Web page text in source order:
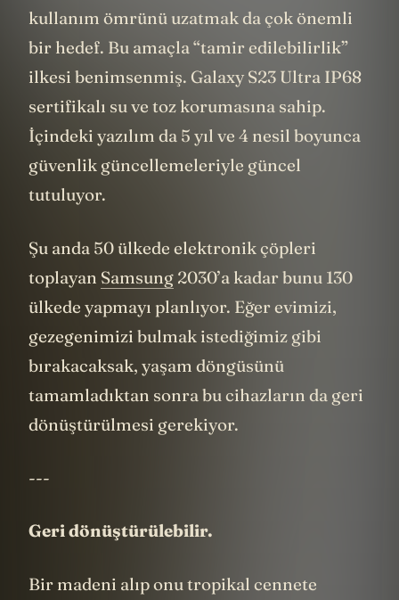
Sürekli yeni cihaz almak yerine, var olanın
kullanım ömrünü uzatmak da çok önemli
bir hedef. Bu amaçla “tamir edilebilirlik”
ilkesi benimsenmiş. Galaxy S23 Ultra IP68
sertifikalı su ve toz korumasına sahip.
İçindeki yazılım da 5 yıl ve 4 nesil boyunca
güvenlik güncellemeleriyle güncel
Şu anda 50 ülkede elektronik çöpleri
toplayanSamsung2030’a kadar bunu 130
ülkede yapmayı planlıyor. Eğer evimizi,
gezegenimizi bulmak istediğimiz gibi
bırakacaksak, yaşam döngüsünü
tamamladıktan sonra bu cihazların da geri